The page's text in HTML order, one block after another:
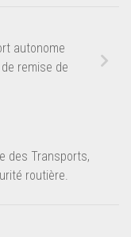
autonome
remise de
des Transports,
routière.